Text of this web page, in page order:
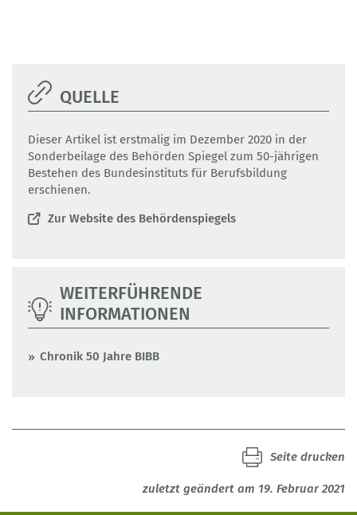
QUELLE
Dieser Artikel ist erstmalig im Dezember 2020 in der
Sonderbeilage des Behörden Spiegel zum 50-jährigen
Bestehen des Bundesinstituts für Berufsbildung
erschienen.
Zur Website des Behördenspiegels
WEITERFÜHRENDE
INFORMATIONEN
Chronik 50 Jahre BIBB
zuletzt geändert am 19. Februar 2021
Seite drucken